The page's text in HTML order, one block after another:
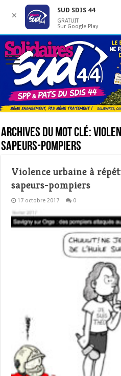
Archives du mot clé:
sapeurs-pompiers
Violence urbaine à
sapeurs-pompiers
17 octobre 2017 0
✕
SUD SDIS 44
GRATUIT
Sur Google Play